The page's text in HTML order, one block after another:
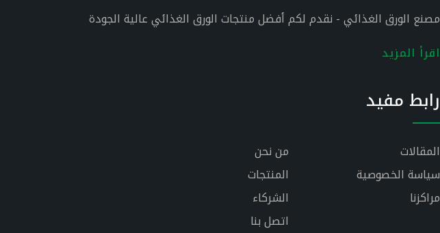
مصنع الورق الغذائي - نقدم لكم أفضل منتجات الورق الغذائي عالية الجودة
اقرأ المزيد
رابط مفيد
من نحن
المقالات
المنتجات
سياسة الخصوصية
الشركاء
مراكزنا
اتصل بنا